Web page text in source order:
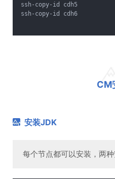
ssh-copy-id cdh5
ssh-copy-id cdh6
CM
安装JDK
每个节点都可以安装，两